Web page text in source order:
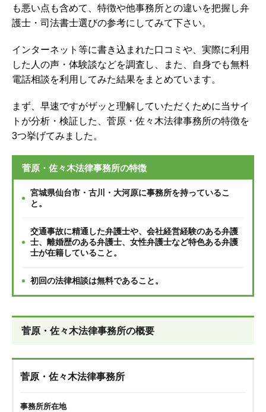
も悪い点も含めて、特徴や他事務所との違いを把握し弁
護士・司法書士選びの参考にしてみて下さい。
インターネット等に書き込まれた口コミや、実際に利用
した人の声・体験談などを調査し、
また、自身でも無料
電話相談を利用してみた結果をまとめています。
まず、早速ですがザッと理解していただくために当サイ
トが分析・検証した、菅原・佐々木法律事務所の特徴を
3つ挙げてみました。
菅原・佐々木法律事務所の特徴
宮城県仙台市・古川・大河原に事務所を持っているこ
と。
交通事故に精通した弁護士や、会社経営経験のある弁護
士、離婚歴のある弁護士、女性弁護士など特色ある弁護
士が在籍していること。
初回の法律相談は無料であること。
菅原・佐々木法律事務所の概要
菅原・佐々木法律事務所
事務所所在地